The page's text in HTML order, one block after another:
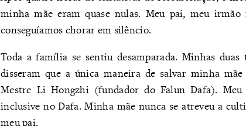
minha mãe eram quase nulas. Meu pai, meu
conseguíamos chorar em silêncio.
Toda a família se sentiu desamparada. Minhas
disseram que a única maneira de salvar minha
Mestre Li Hongzhi (fundador do Falun Dafa).
inclusive no Dafa. Minha mãe nunca se atreveu a
meu pai.